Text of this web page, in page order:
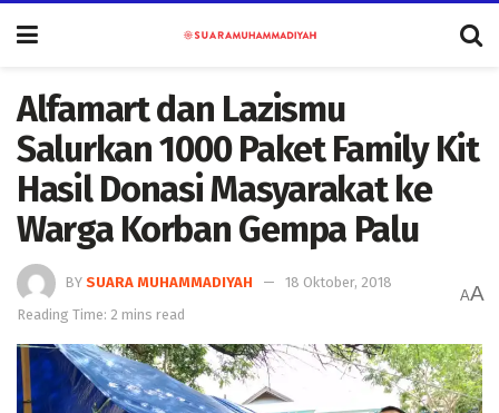
Alfamart dan Lazismu
Salurkan 1000 Paket Family Kit
Hasil Donasi Masyarakat ke
Warga Korban Gempa Palu
BY SUARA MUHAMMADIYAH
18 Oktober, 2018
Reading Time: 2 mins read
AA